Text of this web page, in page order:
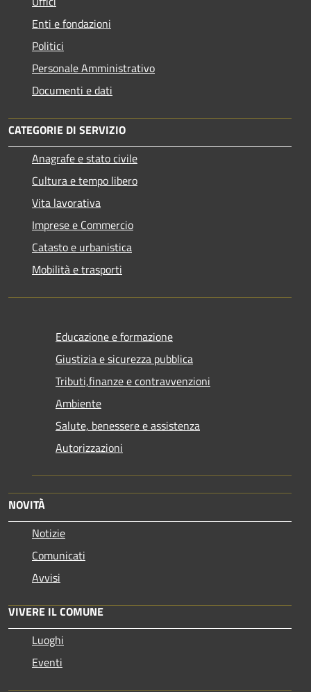
Enti e fondazioni
Politici
Personale Amministrativo
Documenti e dati
CATEGORIE DI SERVIZIO
Anagrafe e stato civile
Cultura e tempo libero
Vita lavorativa
Imprese e Commercio
Catasto e urbanistica
Mobilità e trasporti
Educazione e formazione
Giustizia e sicurezza pubblica
Tributi,finanze e contravvenzioni
Ambiente
Salute, benessere e assistenza
Autorizzazioni
NOVITÀ
Notizie
Comunicati
Avvisi
VIVERE IL COMUNE
Luoghi
Eventi